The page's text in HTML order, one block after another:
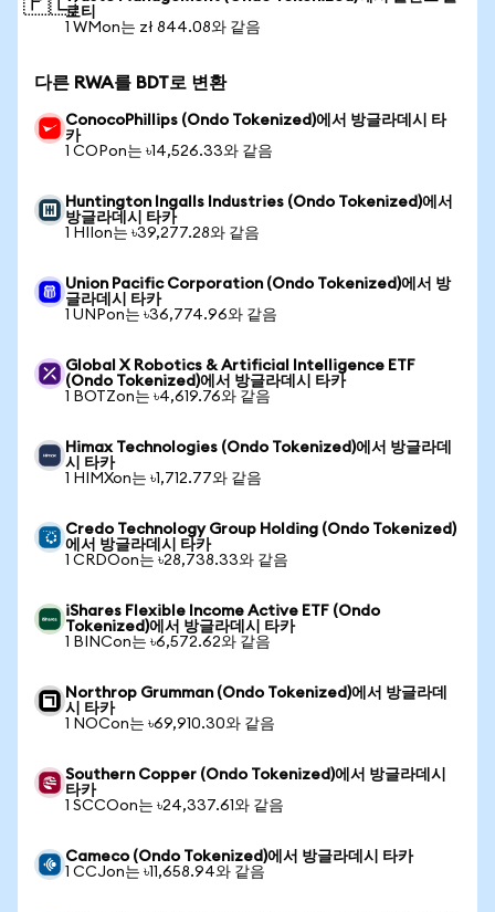
로티
1 WMon는 zł 844.08와 같음
다른 RWA를 BDT로 변환
ConocoPhillips (Ondo Tokenized)에서 방글라데시 타
카
1 COPon는 ৳14,526.33와 같음
Huntington Ingalls Industries (Ondo Tokenized)에서
방글라데시 타카
1 HIIon는 ৳39,277.28와 같음
Union Pacific Corporation (Ondo Tokenized)에서 방
글라데시 타카
1 UNPon는 ৳36,774.96와 같음
Global X Robotics & Artificial Intelligence ETF
(Ondo Tokenized)에서 방글라데시 타카
1 BOTZon는 ৳4,619.76와 같음
Himax Technologies (Ondo Tokenized)에서 방글라데
시 타카
1 HIMXon는 ৳1,712.77와 같음
Credo Technology Group Holding (Ondo Tokenized)
에서 방글라데시 타카
1 CRDOon는 ৳28,738.33와 같음
iShares Flexible Income Active ETF (Ondo
Tokenized)에서 방글라데시 타카
1 BINCon는 ৳6,572.62와 같음
Northrop Grumman (Ondo Tokenized)에서 방글라데
시 타카
1 NOCon는 ৳69,910.30와 같음
Southern Copper (Ondo Tokenized)에서 방글라데시
타카
1 SCCOon는 ৳24,337.61와 같음
Cameco (Ondo Tokenized)에서 방글라데시 타카
1 CCJon는 ৳11,658.94와 같음